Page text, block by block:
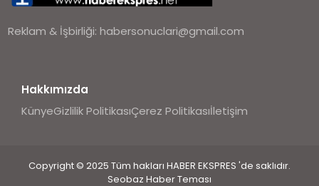
Reklam & İşbirliği:habersonuclari@gmail.com
Hakkımızda
KünyeGizlilik PolitikasıÇerez Politikasıİletişim
Copyright © 2025 Tüm hakları HABER EKSPRES 'de saklıdır.
Seobaz Haber Teması